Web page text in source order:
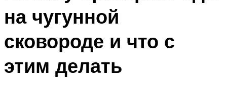
на чугунной
сковороде и что с
этим делать